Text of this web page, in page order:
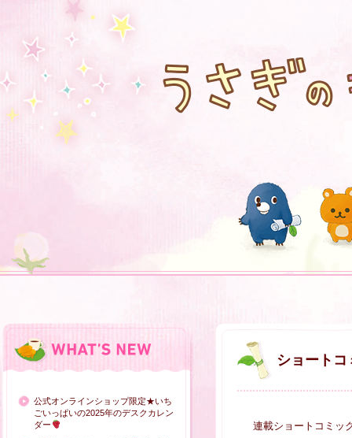
公式オンラインショップ限定★いち
ごいっぱいの2025年のデスクカレン
ダー
ショート
連載ショートコミッ